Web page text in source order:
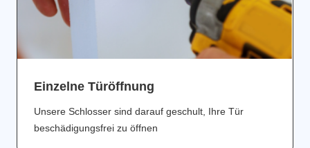
Einzelne Türöffnung
Unsere Schlosser sind darauf geschult, Ihre Tür
beschädigungsfrei zu öffnen